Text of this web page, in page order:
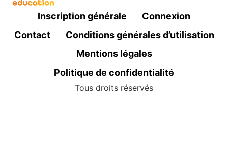
Inscription générale
Connexion
Contact
Conditions générales d’utilisation
Mentions légales
Politique de confidentialité
Tous droits réservés